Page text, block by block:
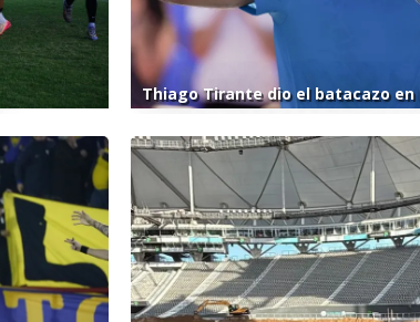
Thiago Tirante dio el batacazo